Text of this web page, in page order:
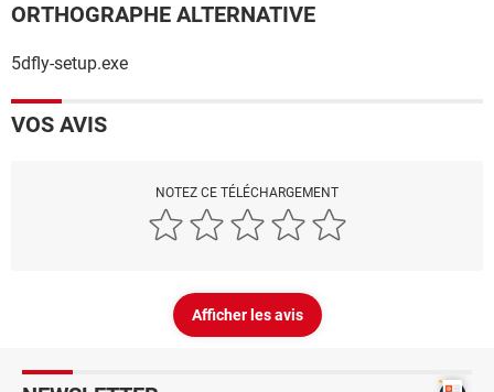
ORTHOGRAPHE ALTERNATIVE
5dfly-setup.exe
VOS AVIS
NOTEZ CE TÉLÉCHARGEMENT
Afficher les avis